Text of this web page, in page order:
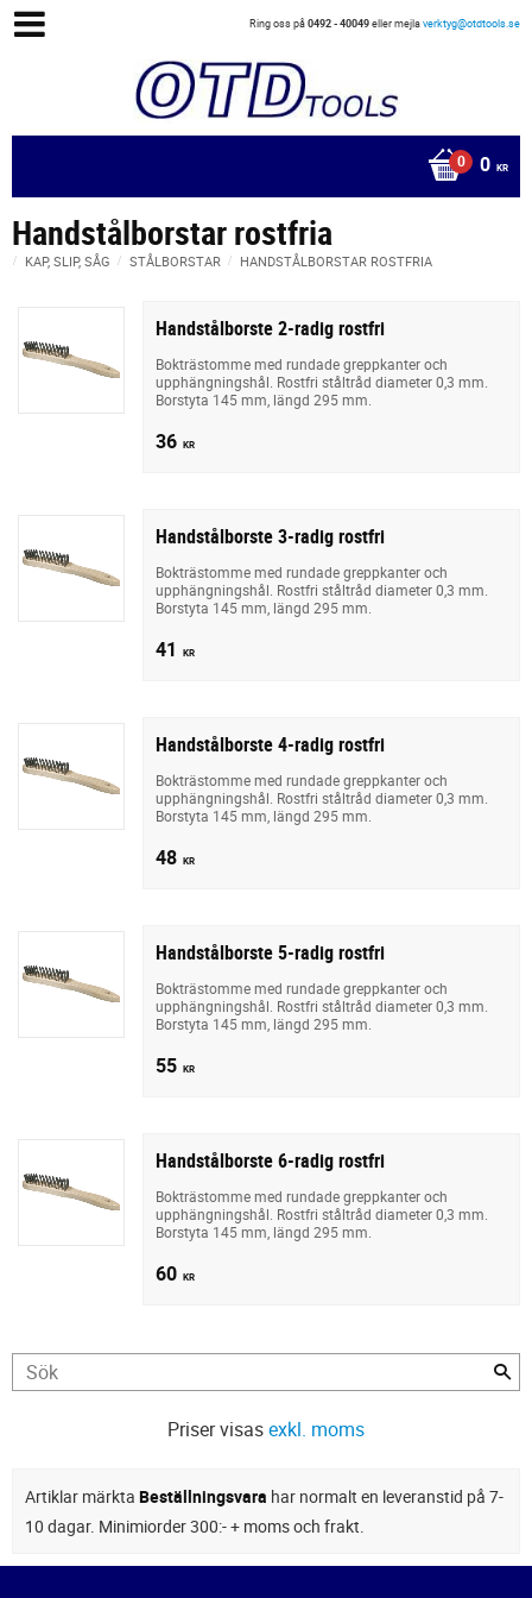
Ring oss på0492 - 40049eller mejlaverktyg@otdtools.se
0 KR
Handstålborstar rostfria
KAP, SLIP, SÅG STÅLBORSTAR HANDSTÅLBORSTAR ROSTFRIA
Handstålborste 2-radig rostfri
Bokträstomme med rundade greppkanter och
upphängningshål. Rostfri ståltråd diameter 0,3 mm.
Borstyta 145 mm, längd 295 mm.
36 KR
Handstålborste 3-radig rostfri
Bokträstomme med rundade greppkanter och
upphängningshål. Rostfri ståltråd diameter 0,3 mm.
Borstyta 145 mm, längd 295 mm.
41 KR
Handstålborste 4-radig rostfri
Bokträstomme med rundade greppkanter och
upphängningshål. Rostfri ståltråd diameter 0,3 mm.
Borstyta 145 mm, längd 295 mm.
48 KR
Handstålborste 5-radig rostfri
Bokträstomme med rundade greppkanter och
upphängningshål. Rostfri ståltråd diameter 0,3 mm.
Borstyta 145 mm, längd 295 mm.
55 KR
Handstålborste 6-radig rostfri
Bokträstomme med rundade greppkanter och
upphängningshål. Rostfri ståltråd diameter 0,3 mm.
Borstyta 145 mm, längd 295 mm.
60 KR
Priser visasexkl. moms
Artiklar märkta Beställningsvara har normalt en leveranstid på 7-
10 dagar. Minimiorder 300:- + moms och frakt.